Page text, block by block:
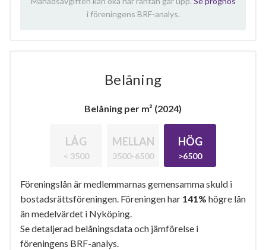
i föreningens BRF-analys.
Belåning
Belåning per m² (2024)
LÅG
< 3500
MELLAN
3500-6500
HÖG
>6500
Föreningslån är medlemmarnas gemensamma skuld i
bostadsrättsföreningen. Föreningen har 141% högre lån
än medelvärdet i Nyköping.
Se detaljerad belåningsdata och jämförelse i
föreningens BRF-analys.